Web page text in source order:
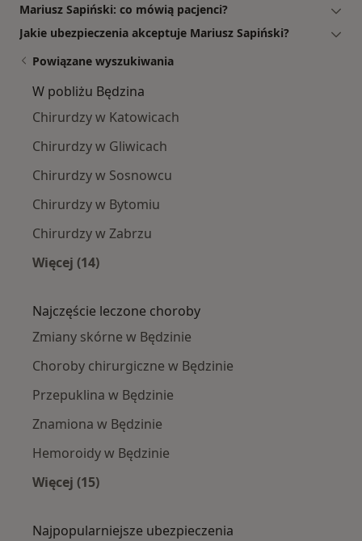
Mariusz Sapiński: co mówią pacjenci?
Jakie ubezpieczenia akceptuje Mariusz Sapiński?
Powiązane wyszukiwania
W pobliżu Będzina
Chirurdzy w Katowicach
Chirurdzy w Gliwicach
Chirurdzy w Sosnowcu
Chirurdzy w Bytomiu
Chirurdzy w Zabrzu
Więcej (14)
Najczęście leczone choroby
Zmiany skórne w Będzinie
Choroby chirurgiczne w Będzinie
Przepuklina w Będzinie
Znamiona w Będzinie
Hemoroidy w Będzinie
Więcej (15)
Najpopularniejsze ubezpieczenia